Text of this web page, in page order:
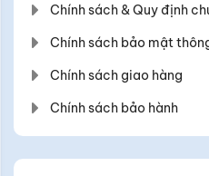
Chính sách & Quy định
Chính sách bảo mật
Chính sách giao hàng
Chính sách bảo hành